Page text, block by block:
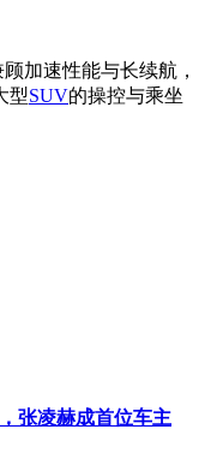
加速性能与长续航，
型SUV的操控与乘坐
张凌赫成首位车主